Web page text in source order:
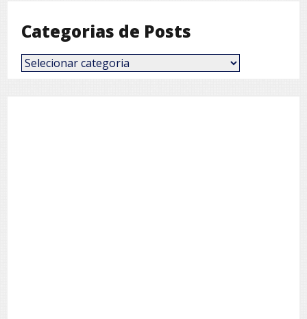
Categorias de Posts
Categorias
de